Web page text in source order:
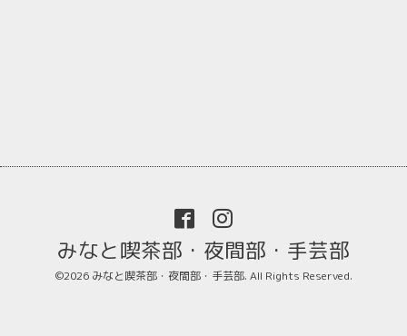
みなと喫茶部・夜間部・手芸部
©2026 みなと喫茶部・夜間部・手芸部. All Rights Reserved.